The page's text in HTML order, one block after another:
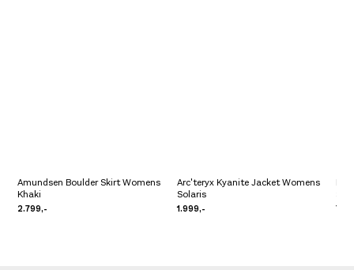
Amundsen Boulder Skirt Womens
Khaki
2.799,-
Arc'teryx Kyanite Jacket Womens
Solaris
1.999,-
Pre